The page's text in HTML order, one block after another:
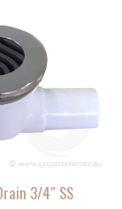
3/4″ SS